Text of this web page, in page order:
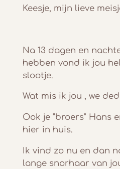
Keesje, mijn lieve
Na 13 dagen en
hebben vond ik jou
slootje.
Wat mis ik jou , we
Ook je "broers" Hans
hier in huis.
Ik vind zo nu en dan
lange snorhaar van